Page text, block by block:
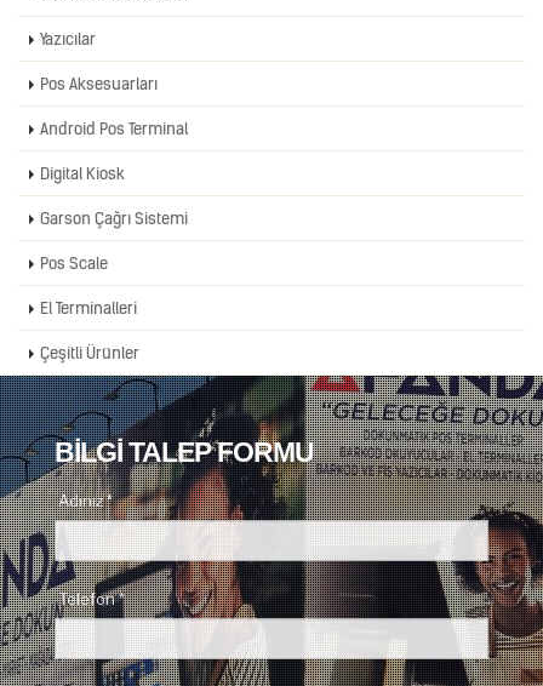
Yazıcılar
Pos Aksesuarları
Android Pos Terminal
Digital Kiosk
Garson Çağrı Sistemi
Pos Scale
El Terminalleri
Çeşitli Ürünler
BİLGİ TALEP FORMU
Adınız *
Telefon *